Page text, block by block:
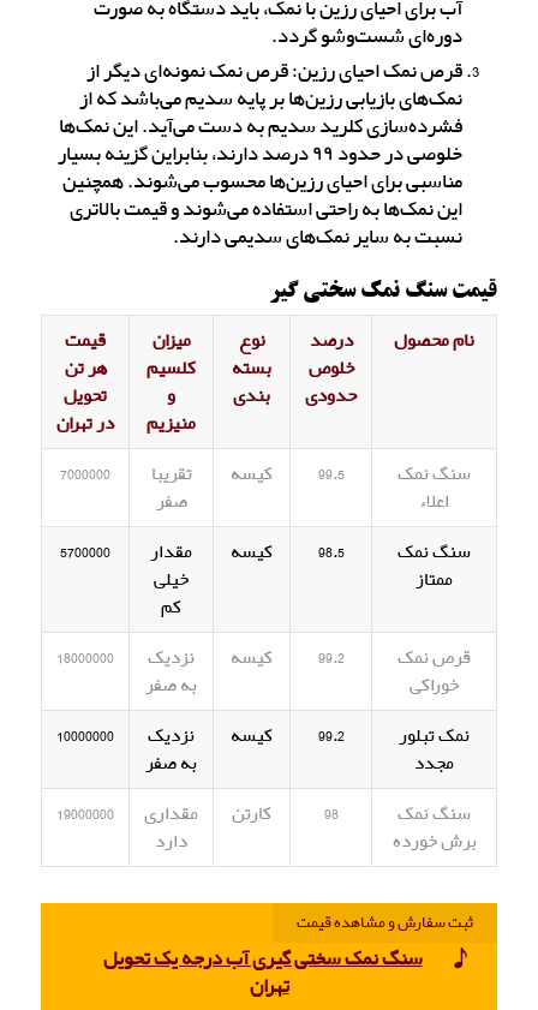
آب برای احیای رزین با نمک، باید دستگاه به صورت
دوره‌ای شست‌و‌شو گردد.
قرص نمک‌ احیای رزین: قرص نمک نمونه‌ای دیگر از
نمک‌های بازیابی رزین‌ها بر پایه سدیم می‌باشد که از
فشرده‌سازی کلرید سدیم به دست می‌آید. این نمک‌ها
خلوصی در حدود ۹۹ درصد دارند، بنابراین گزینه بسیار
مناسبی برای احیای رزین‌ها محسوب می‌شوند. همچنین
این نمک‌ها به راحتی استفاده می‌شوند و قیمت بالاتری
نسبت به سایر نمک‌های سدیمی دارند.
قیمت سنگ نمک سختی گیر
نام محصول
درصد
خلوص
حدودی
نوع
بسته
بندی
میزان
کلسیم
و
منیزیم
قیمت
هر تن
تحویل
در تهران
سنگ نمک
اعلاء
99.5 کیسه
تقریبا
صفر
7000000
سنگ نمک
ممتاز
98.5 کیسه
مقدار
خیلی
کم
5700000
قرص نمک
خوراکی
99.2 کیسه
نزدیک
به صفر
18000000
نمک تبلور
مجدد
99.2 کیسه
نزدیک
به صفر
10000000
سنگ نمک
برش خورده
98 کارتن
مقداری
دارد
19000000
ثبت سفارش و مشاهده قیمت
سنگ نمک سختی گیری آب درجه یک تحویل
تهران